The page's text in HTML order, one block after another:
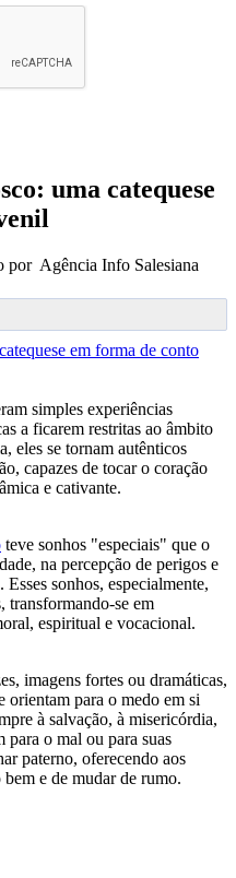
uma catequese
por Agência Info Salesiana
simples experiências
a ficarem restritas ao âmbito
eles se tornam autênticos
capazes de tocar o coração
e cativante.
teve sonhos "especiais" que o
na percepção de perigos e
sonhos, especialmente,
transformando-se em
espiritual e vocacional.
imagens fortes ou dramáticas,
orientam para o medo em si
à salvação, à misericórdia,
para o mal ou para suas
paterno, oferecendo aos
e de mudar de rumo.